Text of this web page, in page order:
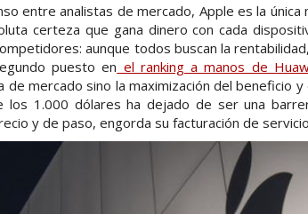
entre analistas de mercado, Apple es la
certeza que gana dinero con cada
aunque todos buscan la
puesto en el ranking a manos de
de mercado sino la maximización del beneficio
los 1.000 dólares ha dejado de ser una
y de paso, engorda su facturación de